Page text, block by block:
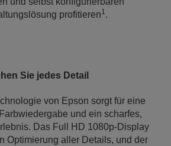
profitieren1.
Sie jedes Detail
von Epson sorgt für eine
und ein scharfes,
Das Full HD 1080p-Display
Optimierung aller Details, und der